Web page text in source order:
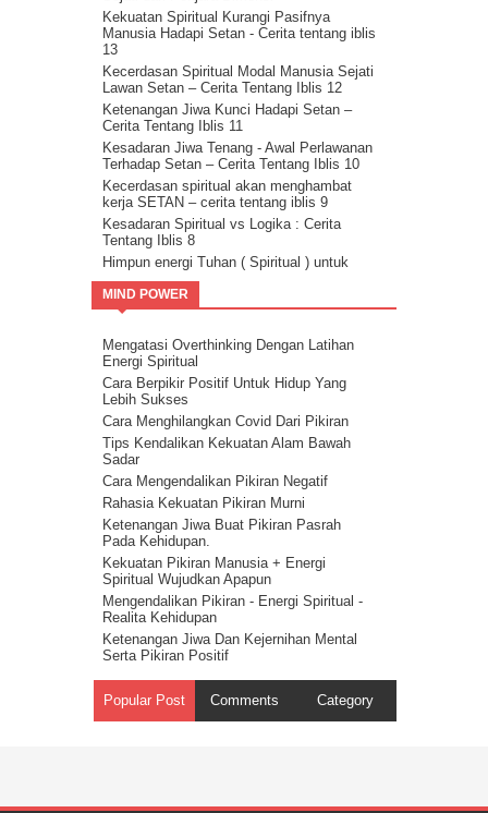
Kekuatan Spiritual Kurangi Pasifnya
Manusia Hadapi Setan - Cerita tentang iblis
13
Kecerdasan Spiritual Modal Manusia Sejati
Lawan Setan – Cerita Tentang Iblis 12
Ketenangan Jiwa Kunci Hadapi Setan –
Cerita Tentang Iblis 11
Kesadaran Jiwa Tenang - Awal Perlawanan
Terhadap Setan – Cerita Tentang Iblis 10
Kecerdasan spiritual akan menghambat
kerja SETAN – cerita tentang iblis 9
Kesadaran Spiritual vs Logika : Cerita
Tentang Iblis 8
Himpun energi Tuhan ( Spiritual ) untuk
kalahkan Setan – Cerita tentang iblis 7
Cara kalahkan setan dengan kristalisasi
Firman Tuhan – cerita tentang iblis 6
Guru Sejati Sadarkan Manusia Untuk
Melawan Iblis : Cerita Tentang Iblis 5
Cahaya Allah untuk melawan setan : cerita
tentang iblis 4
Ilmu Spiritual Untuk Melawan Iblis : Cerita
Tentang Iblis 3
Cerita Tentang Iblis 2 – Kecerdasan
Spiritual Adalah Musuh Iblis
Cerita Tentang Iblis Bagian 1
MIND POWER
Mengatasi Overthinking Dengan Latihan
Energi Spiritual
Cara Berpikir Positif Untuk Hidup Yang
Lebih Sukses
Cara Menghilangkan Covid Dari Pikiran
Tips Kendalikan Kekuatan Alam Bawah
Sadar
Cara Mengendalikan Pikiran Negatif
Rahasia Kekuatan Pikiran Murni
Ketenangan Jiwa Buat Pikiran Pasrah
Pada Kehidupan.
Kekuatan Pikiran Manusia + Energi
Spiritual Wujudkan Apapun
Mengendalikan Pikiran - Energi Spiritual -
Realita Kehidupan
Ketenangan Jiwa Dan Kejernihan Mental
Serta Pikiran Positif
Energi Spiritual Mengendalikan Pikiran Dari
Masalah
Popular Post Comments Category